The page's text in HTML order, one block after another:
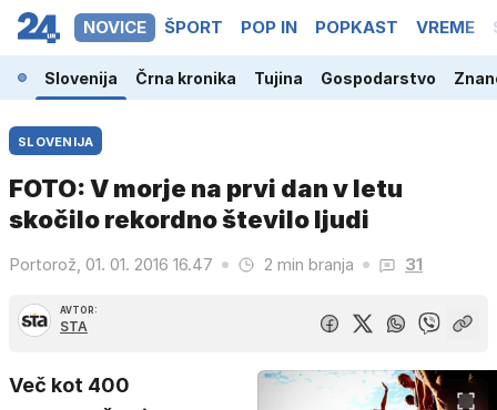
NOVICE ŠPORT POP IN POPKAST VREME
Slovenija Črna kronika Tujina Gospodarstvo
SLOVENIJA
FOTO: V morje na prvi dan v letu
skočilo rekordno število ljudi
Portorož, 01. 01. 2016 16.47 2 min branja 31
AVTOR:
STA
Več kot 400